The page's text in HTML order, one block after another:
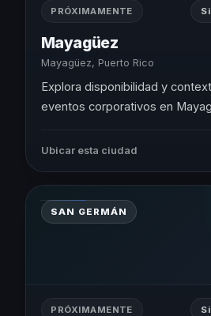
PRÓXIMAMENTE
Mayagüez
Mayagüez, Puerto Rico
Explora disponibilidad y
eventos corporativos en
Ubicar esta ciudad
SAN GERMÁN
PRÓXIMAMENTE